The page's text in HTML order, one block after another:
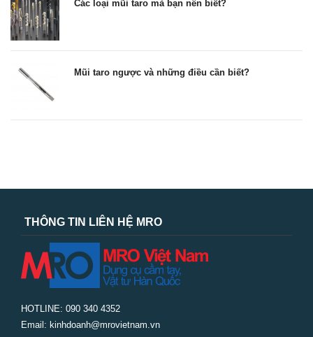
Các loại mũi taro mà bạn nên biết?
Mũi taro ngược và những điều cần biết?
THÔNG TIN LIÊN HỆ MRO
HOTLINE: 090 340 4352
Email: kinhdoanh@mrovietnam.vn